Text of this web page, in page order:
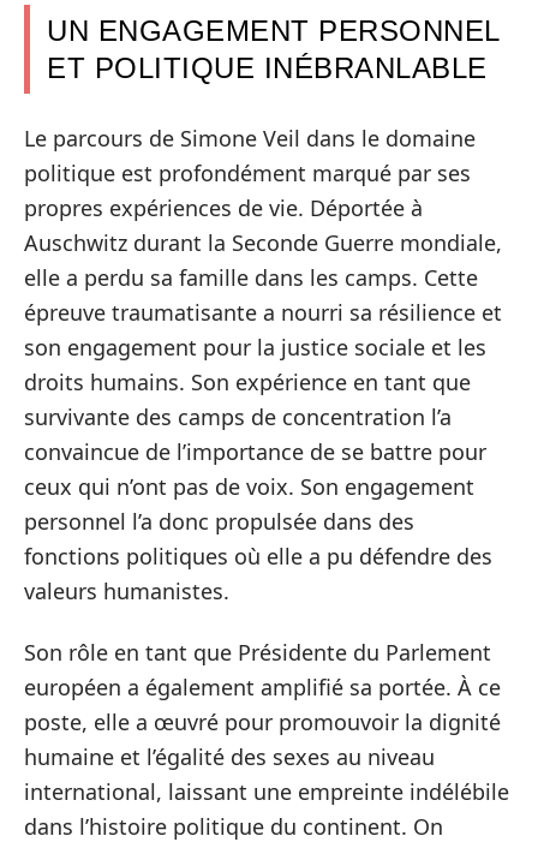
UN ENGAGEMENT PERSONNEL
ET POLITIQUE INÉBRANLABLE
Le parcours de Simone Veil dans le domaine
politique est profondément marqué par ses
propres expériences de vie. Déportée à
Auschwitz durant la Seconde Guerre mondiale,
elle a perdu sa famille dans les camps. Cette
épreuve traumatisante a nourri sa résilience et
son engagement pour la justice sociale et les
droits humains. Son expérience en tant que
survivante des camps de concentration l’a
convaincue de l’importance de se battre pour
ceux qui n’ont pas de voix. Son engagement
personnel l’a donc propulsée dans des
fonctions politiques où elle a pu défendre des
valeurs humanistes.
Son rôle en tant que Présidente du Parlement
européen a également amplifié sa portée. À ce
poste, elle a œuvré pour promouvoir la dignité
humaine et l’égalité des sexes au niveau
international, laissant une empreinte indélébile
dans l’histoire politique du continent. On